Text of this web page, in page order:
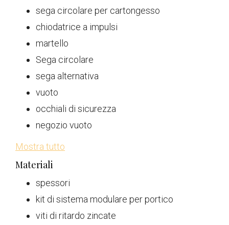
sega circolare per cartongesso
chiodatrice a impulsi
martello
Sega circolare
sega alternativa
vuoto
occhiali di sicurezza
negozio vuoto
Mostra tutto
Materiali
spessori
kit di sistema modulare per portico
viti di ritardo zincate